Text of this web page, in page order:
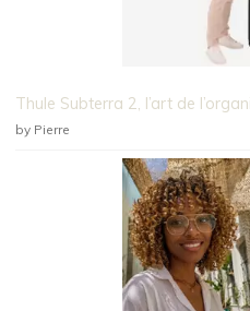
Thule Subterra 2, l’art de
by Pierre